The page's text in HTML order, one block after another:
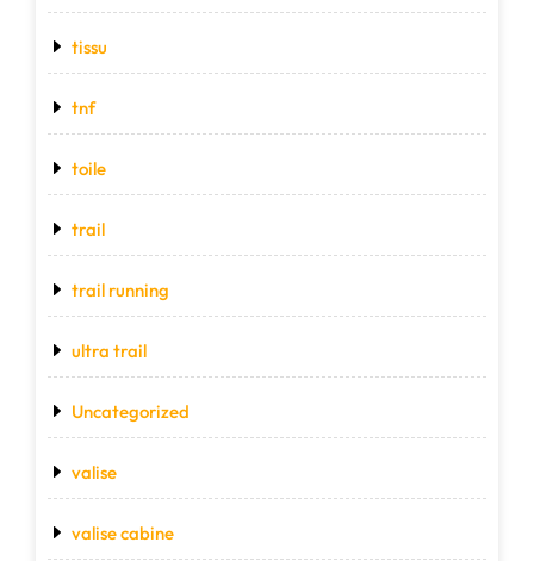
tissu
tnf
toile
trail
trail running
ultra trail
Uncategorized
valise
valise cabine